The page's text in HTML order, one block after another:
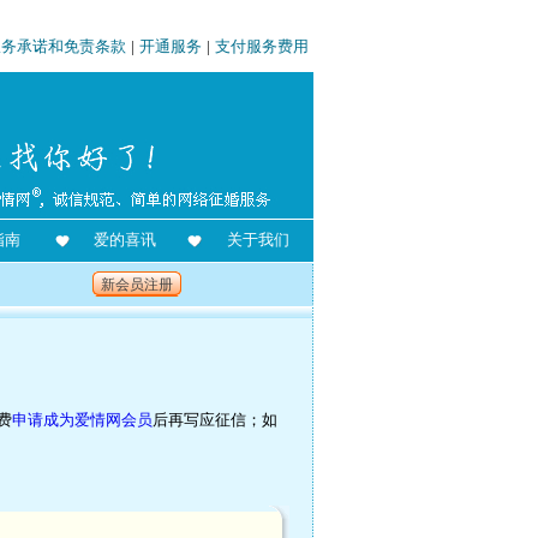
承诺和免责条款 | 开通服务 | 支付服务费用
南 爱的喜讯 关于我们
新会员注册
申请成为爱情网会员后再写应征信；如